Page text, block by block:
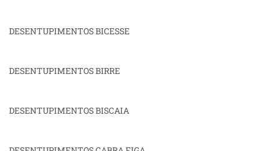
DESENTUPIMENTOS BICESSE
DESENTUPIMENTOS BIRRE
DESENTUPIMENTOS BISCAIA